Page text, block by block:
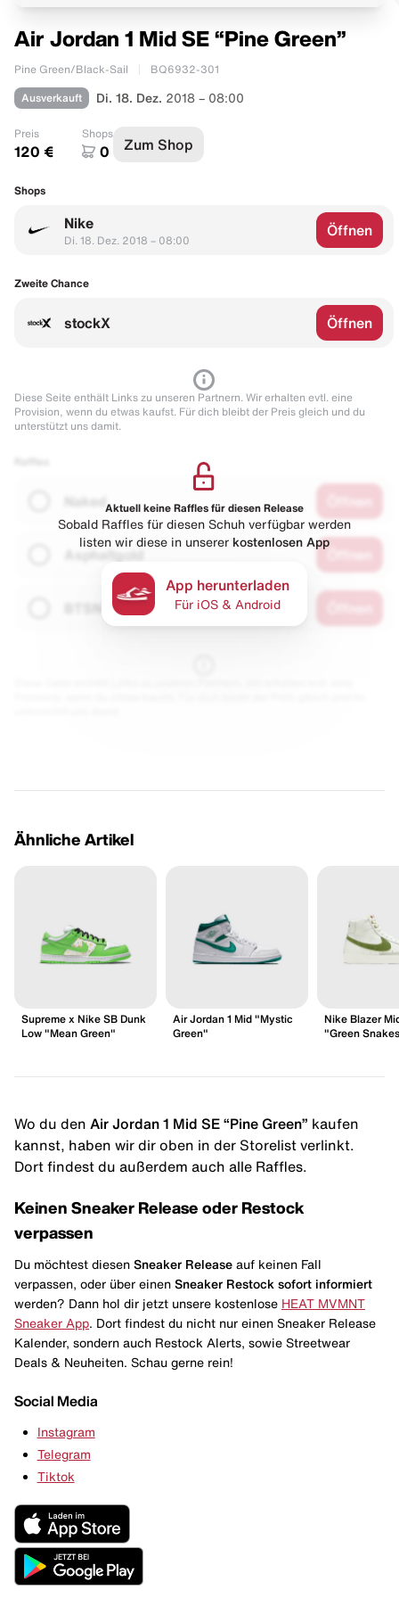
Air Jordan 1 Mid SE “Pine Green”
Pine Green/Black-Sail BQ6932-301
Ausverkauft Di. 18. Dez. 2018 – 08:00
Preis
120 €
Shops
0 Zum Shop
Shops
Nike
Di. 18. Dez. 2018 – 08:00
Öffnen
Zweite Chance
stockX Öffnen
Diese Seite enthält Links zu unseren Partnern. Wir erhalten evtl. eine
Provision, wenn du etwas kaufst. Für dich bleibt der Preis gleich und du
unterstützt uns damit.
Naked
Asphaltgold
Aktuell keine Raffles für diesen Release
Sobald Raffles für diesen Schuh verfügbar werden
listen wir diese in unserer kostenlosen App
App herunterladen
Für iOS & Android
Ähnliche Artikel
Supreme x Nike SB Dunk
Low "Mean Green"
Air Jordan 1 Mid "Mystic
Green"
Nike Blazer
"Green
Wo du den Air Jordan 1 Mid SE “Pine Green” kaufen
kannst, haben wir dir oben in der Storelist verlinkt.
Dort findest du außerdem auch alle Raffles.
Keinen Sneaker Release oder Restock
verpassen
Du möchtest diesen Sneaker Release auf keinen Fall
verpassen, oder über einen Sneaker Restock sofort informiert
werden? Dann hol dir jetzt unsere kostenlose HEAT MVMNT
Sneaker App . Dort findest du nicht nur einen Sneaker Release
Kalender, sondern auch Restock Alerts, sowie Streetwear
Deals & Neuheiten. Schau gerne rein!
Social Media
Instagram
Telegram
Tiktok